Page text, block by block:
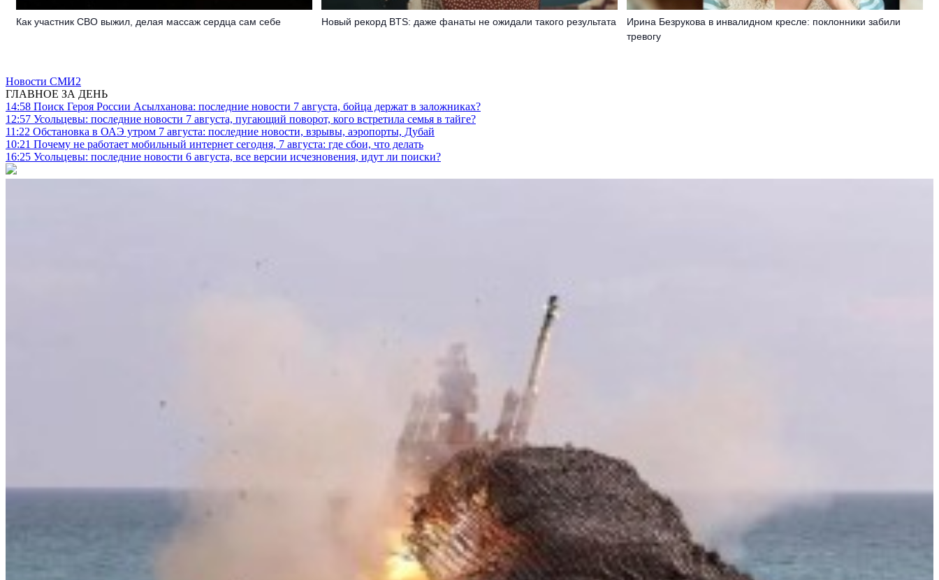
Как участник СВО выжил, делая массаж сердца сам себе Новый рекорд BTS: даже фанаты не ожидали такого результата
Ирина Безрукова в инвалидном кресле: поклонники забили
тревогу
Новости СМИ2
ГЛАВНОЕ ЗА ДЕНЬ
14:58 Поиск Героя России Асылханова: последние новости 7 августа, бойца держат в заложниках?
12:57 Усольцевы: последние новости 7 августа, пугающий поворот, кого встретила семья в тайге?
11:22 Обстановка в ОАЭ утром 7 августа: последние новости, взрывы, аэропорты, Дубай
10:21 Почему не работает мобильный интернет сегодня, 7 августа: где сбои, что делать
16:25 Усольцевы: последние новости 6 августа, все версии исчезновения, идут ли поиски?